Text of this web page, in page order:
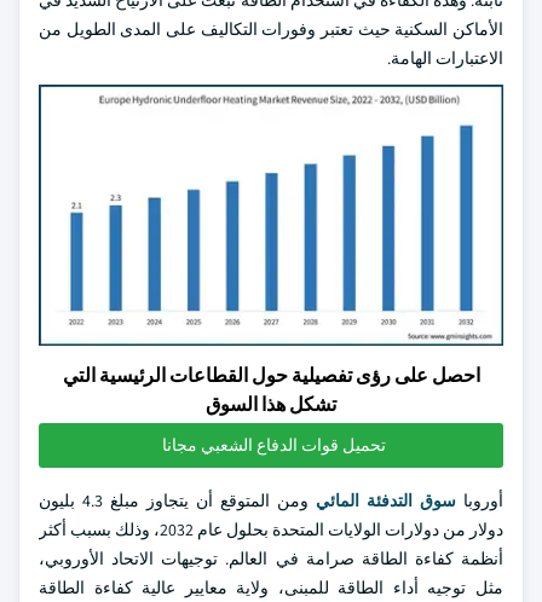
الأماكن السكنية حيث تعتبر وفورات التكاليف على المدى الطويل من
الاعتبارات الهامة.
احصل على رؤى تفصيلية حول القطاعات الرئيسية التي
تشكل هذا السوق
تحميل قوات الدفاع الشعبي مجانا
أوروبا سوق التدفئة المائي
ومن المتوقع أن يتجاوز مبلغ 4.3 بليون
دولار من دولارات الولايات المتحدة بحلول عام 2032، وذلك بسبب أكثر
أنظمة كفاءة الطاقة صرامة في العالم. توجيهات الاتحاد الأوروبي،
مثل توجيه أداء الطاقة للمبنى، ولاية معايير عالية كفاءة الطاقة